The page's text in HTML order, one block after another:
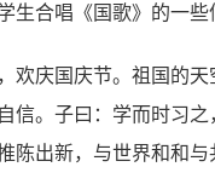
生合唱《国歌》的一
欢庆国庆节。祖国的
信。子曰：学而时习
陈出新，与世界和和与